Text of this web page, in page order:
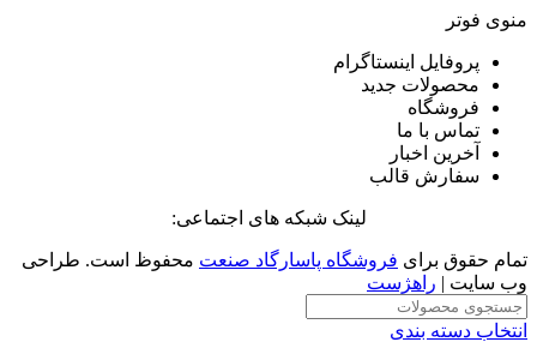
منوی فوتر
پروفایل اینستاگرام
محصولات جدید
فروشگاه
تماس با ما
آخرین اخبار
سفارش قالب
لینک شبکه های اجتماعی:
تمام حقوق برای فروشگاه پاسارگاد صنعت محفوظ است. طراحی
وب سایت | راهژست
انتخاب دسته بندی